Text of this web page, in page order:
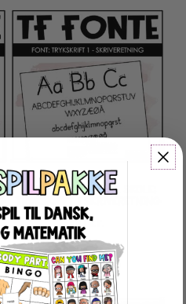
TF FONTE | FONTE TIL SKOLE;
50kr.
LÆS MERE